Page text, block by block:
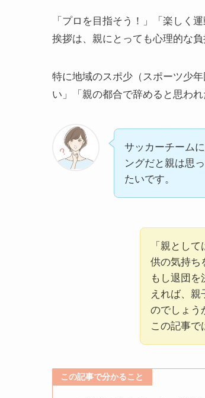
「プロを目指そう！」「楽しく
挨拶は、親にとっても心理的な負
特に地域のスポ少（スポーツ少
い」「親の都合で辞めると思わ
サッカーチーム
ングだと親は思
たいです。
「親とし
供の気持ち
もし退団
えれば、
のでしょう
この記事で
この記事で分かること